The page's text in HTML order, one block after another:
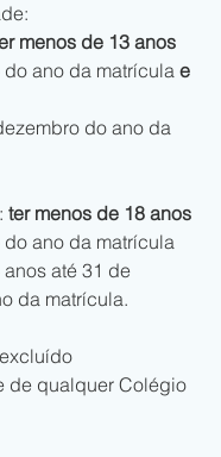
menos de 13 anos
do ano da matrícula e
do ano da
ter menos de 18 anos
do ano da matrícula
até 31 de
da matrícula.
de qualquer Colégio